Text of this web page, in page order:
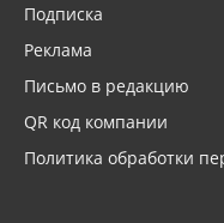
Подписка
Реклама
Письмо в редакцию
QR код компании
Политика обработки